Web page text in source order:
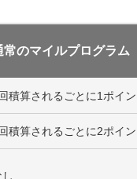
常のマイルプログラム
積算されるごとに1ポイ
積算されるごとに2ポイ